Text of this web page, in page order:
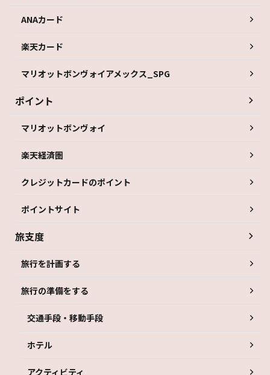
ANAカード
楽天カード
マリオットボンヴォイアメックス_SPG
ポイント
マリオットボンヴォイ
楽天経済圏
クレジットカードのポイント
ポイントサイト
旅支度
旅行を計画する
旅行の準備をする
交通手段・移動手段
ホテル
アクティビティ